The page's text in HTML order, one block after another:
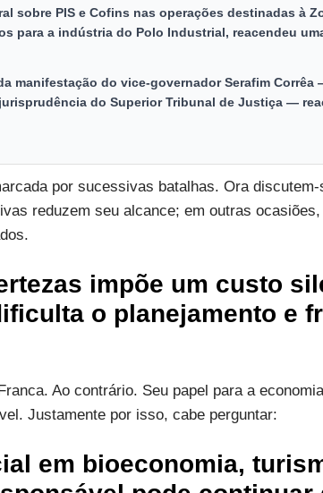
sobre PIS e Cofins nas operações destinadas à
para a indústria do Polo Industrial, reacendeu
manifestação do vice-governador Serafim Corrêa
do Superior Tribunal de Justiça —
por sucessivas batalhas. Ora
reduzem seu alcance; em outras
impõe um custo
o planejamento e
Ao contrário. Seu papel para a
Justamente por isso, cabe perguntar:
em bioeconomia,